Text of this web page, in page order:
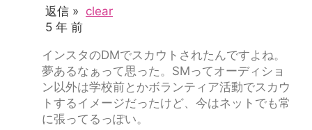
返信 » clear
5 年 前
インスタのDMでスカウトされたんですよね。
夢あるなぁって思った。SMってオーディショ
ン以外は学校前とかボランティア活動でスカウ
トするイメージだったけど、今はネットでも常
に張ってるっぽい。